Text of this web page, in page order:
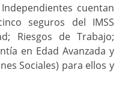
cuentan
seguros del IMSS
Riesgos de Trabajo;
en Edad Avanzada y
Sociales) para ellos y